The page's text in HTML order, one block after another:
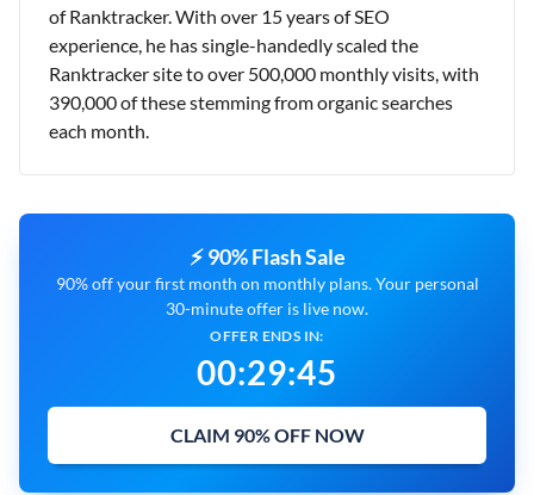
of Ranktracker. With over 15 years of SEO
experience, he has single-handedly scaled the
Ranktracker site to over 500,000 monthly visits, with
390,000 of these stemming from organic searches
each month.
⚡ 90% Flash Sale
90% off your first month on monthly plans. Your personal
30-minute offer is live now.
OFFER ENDS IN:
00:29:45
CLAIM 90% OFF NOW